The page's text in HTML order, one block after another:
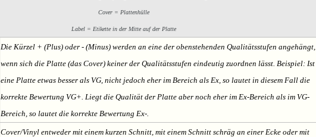
Cover = Plattenhülle
Label = Etikette in der Mitte auf der Platte
Die Kürzel + (Plus) oder - (Minus) werden an eine der obenstehenden Qualitätsstufen angehängt,
wenn sich die Platte (das Cover) keiner der Qualitätsstufen eindeutig zuordnen lässt. Beispiel: Ist
eine Platte etwas besser als VG, nicht jedoch eher im Bereich als Ex, so lautet in diesem Fall die
korrekte Bewertung VG+. Liegt die Qualität der Platte aber noch eher im Ex-Bereich als im VG-
Bereich, so lautet die korrekte Bewertung Ex-.
Cover/Vinyl entweder mit einem kurzen Schnitt, mit einem Schnitt schräg an einer Ecke oder mit